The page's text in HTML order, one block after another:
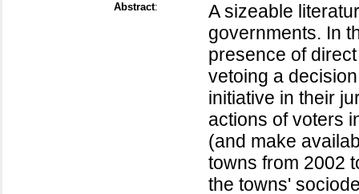
Abstract:
A sizeable
governments. In
presence of
vetoing a
initiative in their
actions of voters
(and make
towns from 2002
the towns'